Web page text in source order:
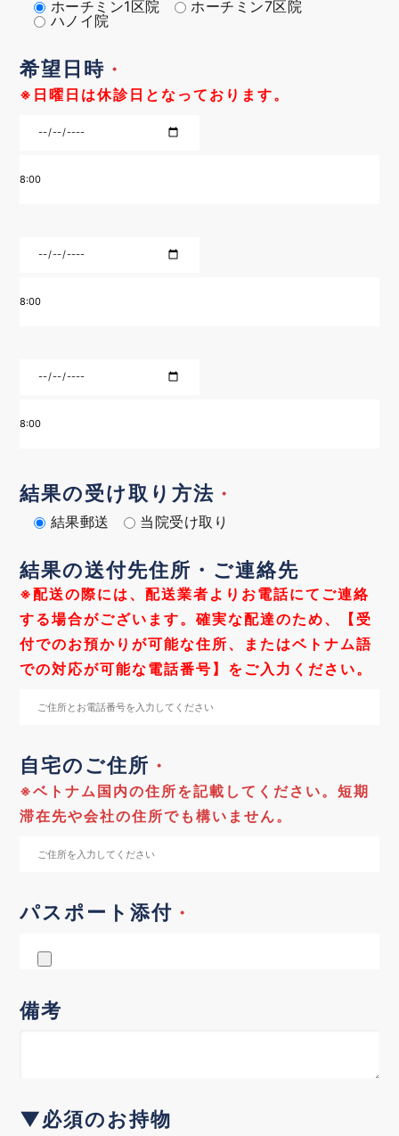
ホーチミン1区院
ホーチミン7区院
ハノイ院
希望日時 ・
※日曜日は休診日となっております。
結果の受け取り方法 ・
結果郵送 当院受け取り
結果の送付先住所・ご連絡先
※配送の際には、配送業者よりお電話にてご連絡
する場合がございます。確実な配達のため、【受
付でのお預かりが可能な住所、またはベトナム語
での対応が可能な電話番号】をご入力ください。
自宅のご住所 ・
※ベトナム国内の住所を記載してください。短期
滞在先や会社の住所でも構いません。
パスポート添付 ・
備考
▼必須のお持物